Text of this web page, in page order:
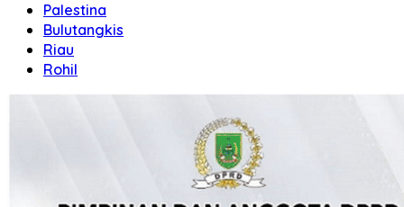
Palestina
Bulutangkis
Riau
Rohil